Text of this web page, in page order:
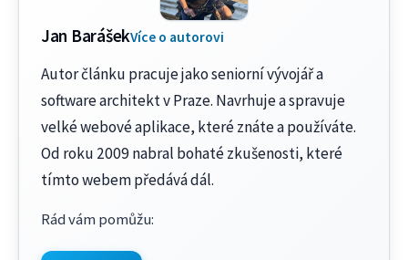
Jan BarášekVíce o autorovi
Autor článku pracuje jako seniorní vývojář a
software architekt v Praze. Navrhuje a spravuje
velké webové aplikace, které znáte a používáte.
Od roku 2009 nabral bohaté zkušenosti, které
tímto webem předává dál.
Rád vám pomůžu: